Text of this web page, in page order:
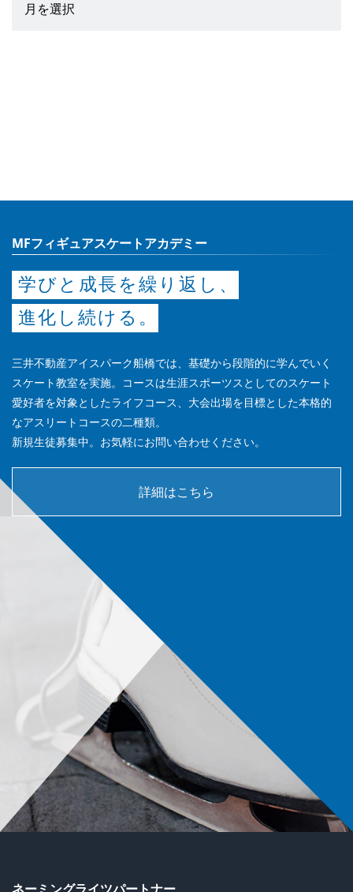
MFフィギュアスケートアカデミー
学びと成長を繰り返し、
進化し続ける。
三井不動産アイスパーク船橋では、基礎から段階的に学んでいく
スケート教室を実施。コースは生涯スポーツスとしてのスケート
愛好者を対象としたライフコース、大会出場を目標とした本格的
なアスリートコースの二種類。
新規生徒募集中。お気軽にお問い合わせください。
詳細はこちら